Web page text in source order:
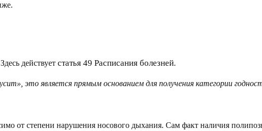
действует статья 49 Расписания болезней.
, это является прямым основанием для получения категории
от степени нарушения носового дыхания. Сам факт наличия